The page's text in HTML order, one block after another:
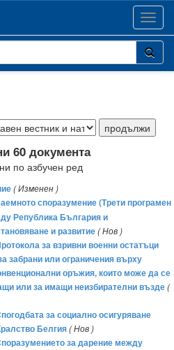
60 документа
по азбучен ред
( Изменен )
споразумение (Трети програмен
Република България и
и развитие( Нов )
за взривни военни остатъци
забрани или ограничения върху
оръжия, които може да се
или за имащи неизбирателни възде(
за социално осигуряване
Белгия( Нов )
за дарение между